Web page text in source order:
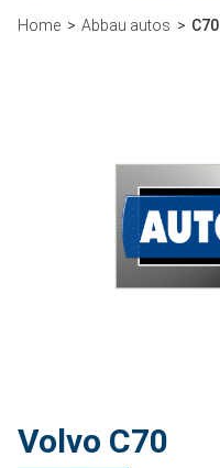
Home Abbau autos C70
Volvo C70